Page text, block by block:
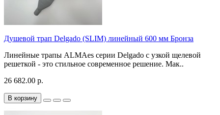
Душевой трап Delgado (SLIM) линейный 600 мм Бронза
Линейные трапы ALMAes серии Delgado с узкой щелевой
решеткой - это стильное современное решение. Мак..
26 682.00 р.
В корзину